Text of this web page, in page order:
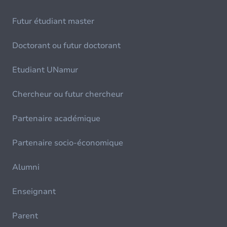
Futur étudiant master
Doctorant ou futur doctorant
Etudiant UNamur
Chercheur ou futur chercheur
Partenaire académique
Partenaire socio-économique
Alumni
Enseignant
Parent